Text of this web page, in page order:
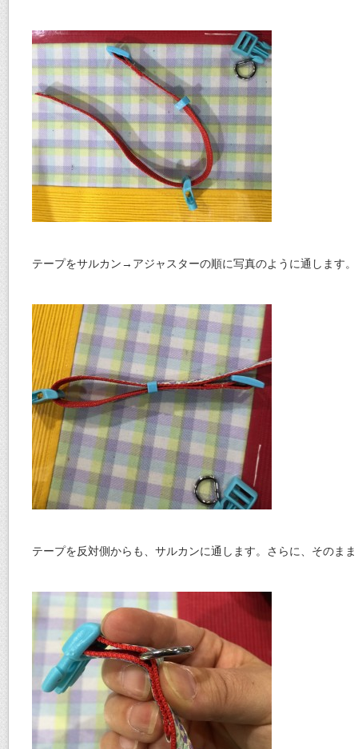
テープをサルカン→アジャスターの順に写真のように通します。
テープを反対側からも、サルカンに通します。さらに、そのま